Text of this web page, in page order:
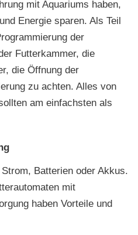
mit Aquariums haben,
Energie sparen. Als Teil
der
Futterkammer, die
die Öffnung der
zu achten. Alles von
am einfachsten als
Batterien oder Akkus.
mit
haben Vorteile und